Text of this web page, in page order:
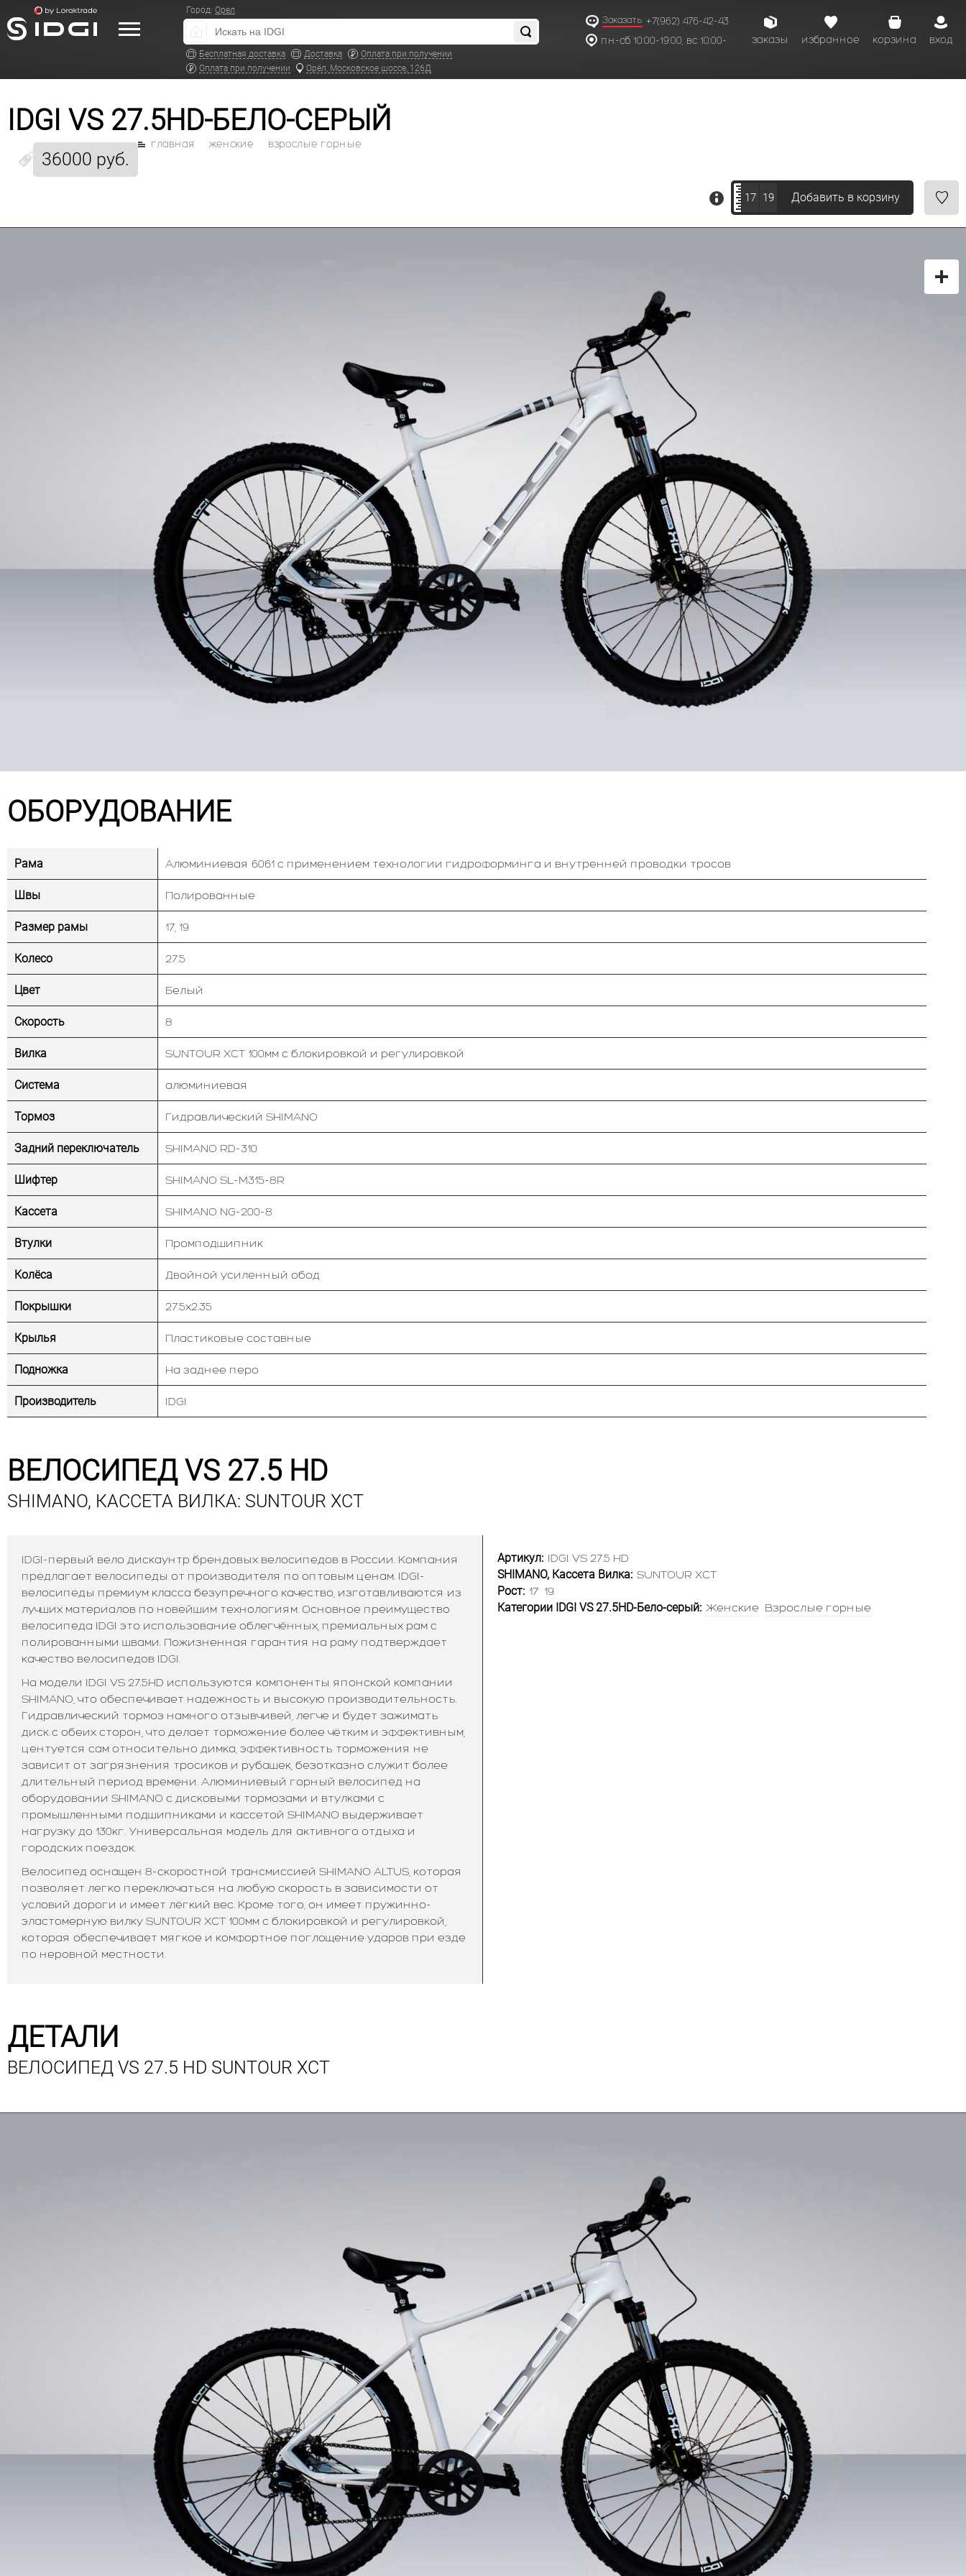
Город: Орел
Бесплатная доставка Доставка
Оплата при получении
Оплата при получении
Орёл, Московское шоссе, 126Д
Заказать +7(962) 476-42-43
пн-сб 10:00-19:00, вс 10:00-
вход
корзина
избранное
заказы
IDGI VS 27.5HD-БЕЛО-СЕРЫЙ
36000 руб.
главная женские взрослые горные
17 19 Добавить в корзину
ОБОРУДОВАНИЕ
Рама Алюминиевая 6061 с применением технологии гидроформинга и внутренней проводки тросов
Швы Полированные
Размер рамы 17, 19
Колесо 27.5
Цвет Белый
Скорость 8
Вилка SUNTOUR XCT 100мм с блокировкой и регулировкой
Система алюминиевая
Тормоз Гидравлический SHIMANO
Задний переключатель SHIMANO RD-310
Шифтер SHIMANO SL-M315-8R
Кассета SHIMANO NG-200-8
Втулки Промподшипник
Колёса Двойной усиленный обод
Покрышки 27.5х2.35
Крылья Пластиковые составные
Подножка На заднее перо
Производитель IDGI
ВЕЛОСИПЕД VS 27.5 HD
SHIMANO, КАССЕТА ВИЛКА: SUNTOUR XCT
IDGI-первый вело дискаунтр брендовых велосипедов в России. Компания
предлагает велосипеды от производителя по оптовым ценам. IDGI-
велосипеды премиум класса безупречного качество, изготавливаются из
лучших материалов по новейшим технологиям. Основное преимущество
велосипеда IDGI это использование облегчённых, премиальных рам с
полированными швами. Пожизненная гарантия на раму подтверждает
качество велосипедов IDGI.
На модели IDGI VS 27.5HD используются компоненты японской компании
SHIMANO, что обеспечивает надежность и высокую производительность.
Гидравлический тормоз намного отзывчивей, легче и будет зажимать
диск с обеих сторон, что делает торможение более чётким и эффективным,
центуется сам относительно димка, эффективность торможения не
зависит от загрязнения тросиков и рубашек, безотказно служит более
длительный период времени. Алюминиевый горный велосипед на
оборудовании SHIMANO с дисковыми тормозами и втулками с
промышленными подшипниками и кассетой SHIMANO выдерживает
нагрузку до 130кг. Универсальная модель для активного отдыха и
городских поездок.
Велосипед оснащен 8-скоростной трансмиссией SHIMANO ALTUS, которая
позволяет легко переключаться на любую скорость в зависимости от
условий дороги и имеет лёгкий вес. Кроме того, он имеет пружинно-
эластомерную вилку SUNTOUR XCT 100мм с блокировкой и регулировкой,
которая обеспечивает мягкое и комфортное поглощение ударов при езде
по неровной местности.
Артикул: IDGI VS 27.5 HD
SHIMANO, Кассета Вилка: SUNTOUR XCT
Рост: 17 19
Категории IDGI VS 27.5HD-Бело-серый: Женские Взрослые горные
ДЕТАЛИ
ВЕЛОСИПЕД VS 27.5 HD SUNTOUR XCT